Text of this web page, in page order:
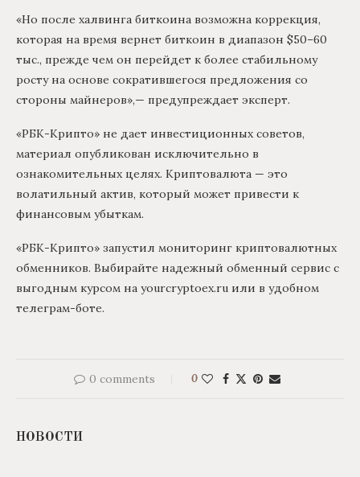
«Но после халвинга биткоина возможна коррекция,
которая на время вернет биткоин в диапазон $50–60
тыс., прежде чем он перейдет к более стабильному
росту на основе сократившегося предложения со
стороны майнеров»,— предупреждает эксперт.
«РБК-Крипто» не дает инвестиционных советов,
материал опубликован исключительно в
ознакомительных целях. Криптовалюта — это
волатильный актив, который может привести к
финансовым убыткам.
«РБК-Крипто» запустил мониторинг криптовалютных
обменников. Выбирайте надежный обменный сервис с
выгодным курсом на yourcryptoex.ru или в удобном
телеграм-боте.
0 comments 0
НОВОСТИ